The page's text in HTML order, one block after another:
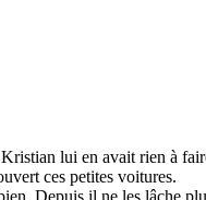
lui en avait rien à
ces petites voitures.
Depuis il ne les lâche